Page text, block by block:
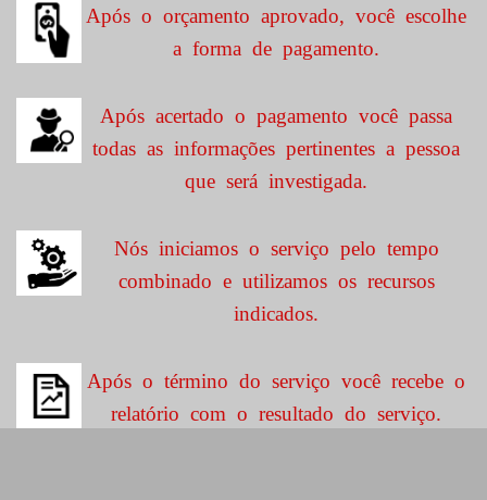
Após o orçamento aprovado, você escolhe
a forma de pagamento.
Após acertado o pagamento você passa
todas as informações pertinentes a pessoa
que será investigada.
Nós iniciamos o serviço pelo tempo
combinado e utilizamos os recursos
indicados.
Após o término do serviço você recebe o
relatório com o resultado do serviço.